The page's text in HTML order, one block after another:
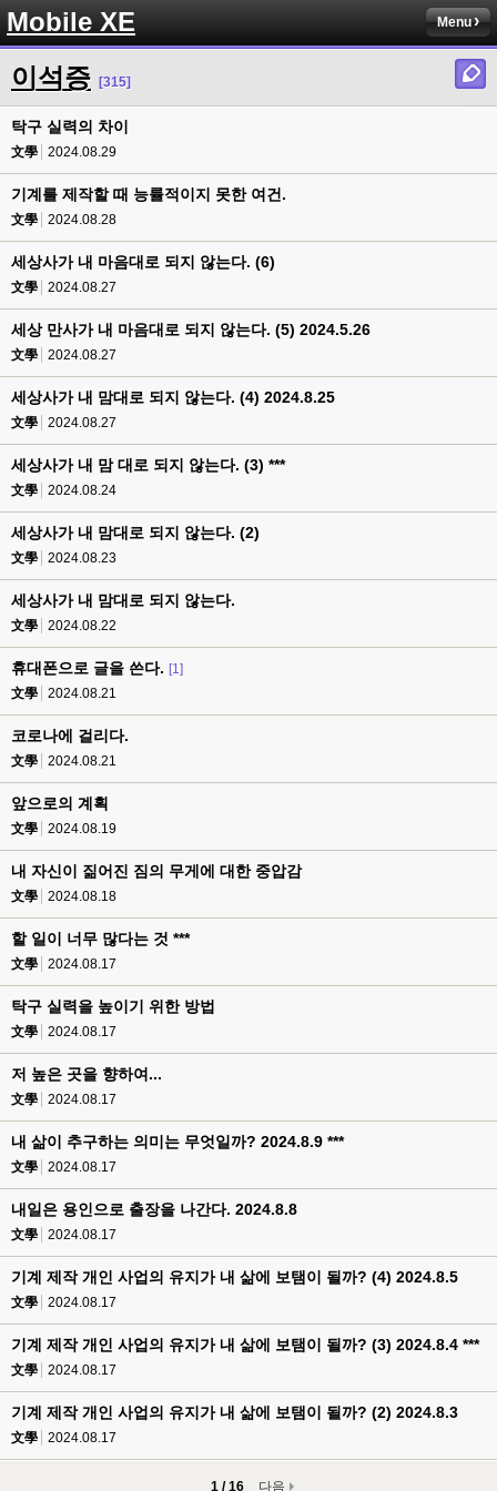
Mobile XE Menu
이석증 [315]
탁구 실력의 차이
文學 2024.08.29
기계를 제작할 때 능률적이지 못한 여건.
文學 2024.08.28
세상사가 내 마음대로 되지 않는다. (6)
文學 2024.08.27
세상 만사가 내 마음대로 되지 않는다. (5) 2024.5.26
文學 2024.08.27
세상사가 내 맘대로 되지 않는다. (4) 2024.8.25
文學 2024.08.27
세상사가 내 맘 대로 되지 않는다. (3) ***
文學 2024.08.24
세상사가 내 맘대로 되지 않는다. (2)
文學 2024.08.23
세상사가 내 맘대로 되지 않는다.
文學 2024.08.22
휴대폰으로 글을 쓴다. [1]
文學
2024.08.21
코로나에 걸리다.
文學 2024.08.21
앞으로의 계획
文學 2024.08.19
내 자신이 짊어진 짐의 무게에 대한 중압감
文學 2024.08.18
할 일이 너무 많다는 것 ***
文學 2024.08.17
탁구 실력을 높이기 위한 방법
文學 2024.08.17
저 높은 곳을 향하여...
文學 2024.08.17
내 삶이 추구하는 의미는 무엇일까? 2024.8.9 ***
文學 2024.08.17
내일은 용인으로 출장을 나간다. 2024.8.8
文學 2024.08.17
기계 제작 개인 사업의 유지가 내 삶에 보탬이 될까? (4) 2024.8.5
文學 2024.08.17
기계 제작 개인 사업의 유지가 내 삶에 보탬이 될까? (3) 2024.8.4 ***
文學 2024.08.17
기계 제작 개인 사업의 유지가 내 삶에 보탬이 될까? (2) 2024.8.3
文學 2024.08.17
1 / 16 다음